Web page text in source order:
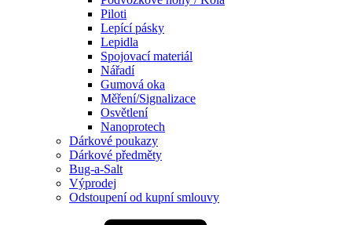
Piloti
Lepící pásky
Lepidla
Spojovací materiál
Nářadí
Gumová oka
Měření/Signalizace
Osvětlení
Nanoprotech
Dárkové poukazy
Dárkové předměty
Bug-a-Salt
Výprodej
Odstoupení od kupní smlouvy